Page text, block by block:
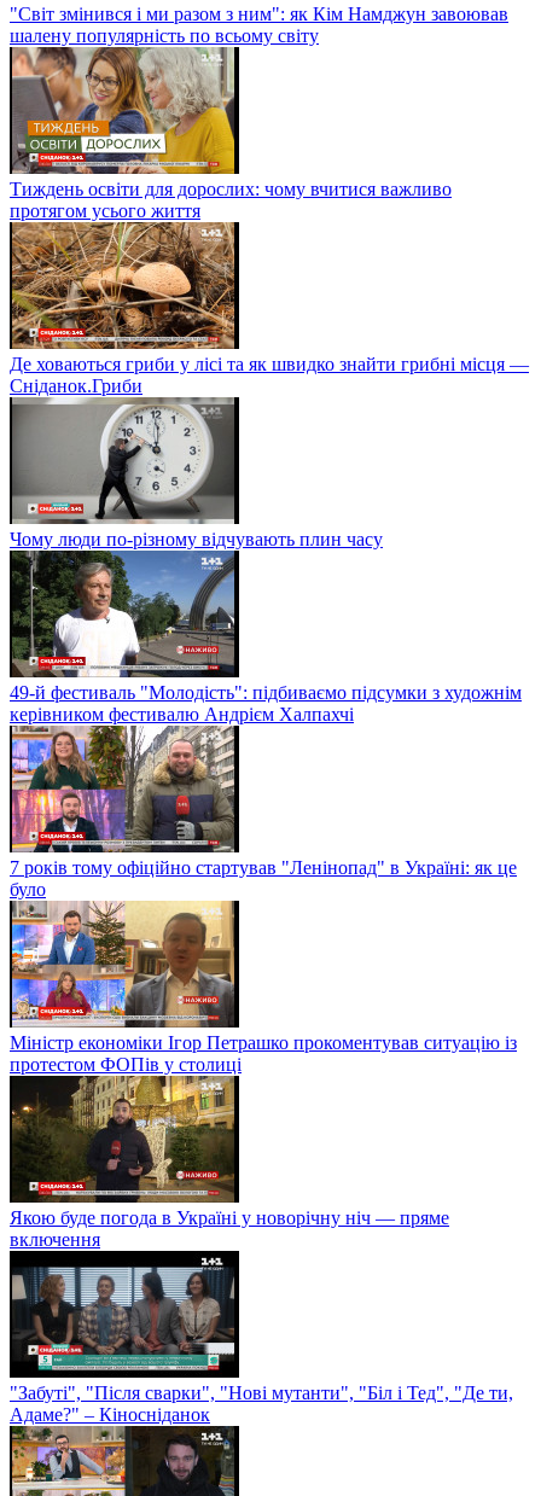
"Світ змінився і ми разом з ним": як Кім Намджун завоював
шалену популярність по всьому світу
Тиждень освіти для дорослих: чому вчитися важливо
протягом усього життя
Де ховаються гриби у лісі та як швидко знайти грибні місця —
Сніданок.Гриби
Чому люди по-різному відчувають плин часу
49-й фестиваль "Молодість": підбиваємо підсумки з художнім
керівником фестивалю Андрієм Халпахчі
7 років тому офіційно стартував "Ленінопад" в Україні: як це
було
Міністр економіки Ігор Петрашко прокоментував ситуацію із
протестом ФОПів у столиці
Якою буде погода в Україні у новорічну ніч — пряме
включення
"Забуті", "Після сварки", "Нові мутанти", "Біл і Тед", "Де ти,
Адаме?" – Кіносніданок